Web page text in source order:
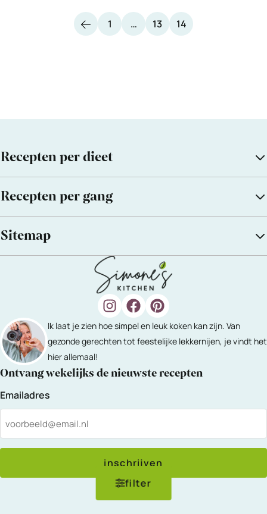
VorigePagina
1 … Pagina
13 Pagina
14
Recepten per dieet
Recepten per gang
Sitemap
Ik laat je zien hoe simpel en leuk koken kan zijn. Van
gezonde gerechten tot feestelijke lekkernijen, je vindt het
hier allemaal!
Ontvang wekelijks de nieuwste recepten
Emailadres
inschrijven
filter